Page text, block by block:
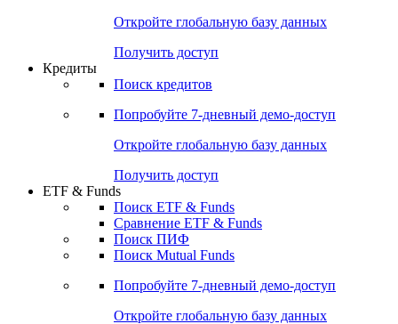
Откройте глобальную базу данных
Получить доступ
Кредиты
Поиск кредитов
Попробуйте 7-дневный демо-доступ
Откройте глобальную базу данных
Получить доступ
ETF & Funds
Поиск ETF & Funds
Сравнение ETF & Funds
Поиск ПИФ
Поиск Mutual Funds
Попробуйте 7-дневный демо-доступ
Откройте глобальную базу данных